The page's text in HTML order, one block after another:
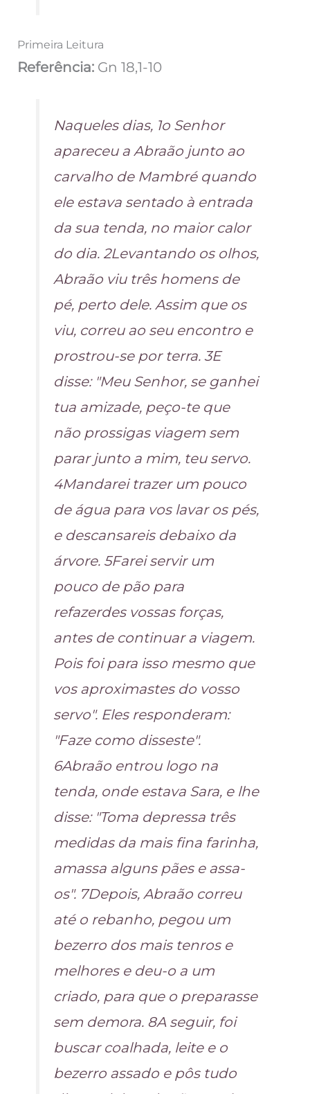
Primeira Leitura
Referência: Gn 18,1-10
Naqueles dias, 1o Senhor
apareceu a Abraão junto ao
carvalho de Mambré quando
ele estava sentado à entrada
da sua tenda, no maior calor
do dia. 2Levantando os olhos,
Abraão viu três homens de
pé, perto dele. Assim que os
viu, correu ao seu encontro e
prostrou-se por terra. 3E
disse: "Meu Senhor, se ganhei
tua amizade, peço-te que
não prossigas viagem sem
parar junto a mim, teu servo.
4Mandarei trazer um pouco
de água para vos lavar os pés,
e descansareis debaixo da
árvore. 5Farei servir um
pouco de pão para
refazerdes vossas forças,
antes de continuar a viagem.
Pois foi para isso mesmo que
vos aproximastes do vosso
servo". Eles responderam:
"Faze como disseste".
6Abraão entrou logo na
tenda, onde estava Sara, e lhe
disse: "Toma depressa três
medidas da mais fina farinha,
amassa alguns pães e assa-
os". 7Depois, Abraão correu
até o rebanho, pegou um
bezerro dos mais tenros e
melhores e deu-o a um
criado, para que o preparasse
sem demora. 8A seguir, foi
buscar coalhada, leite e o
bezerro assado e pôs tudo